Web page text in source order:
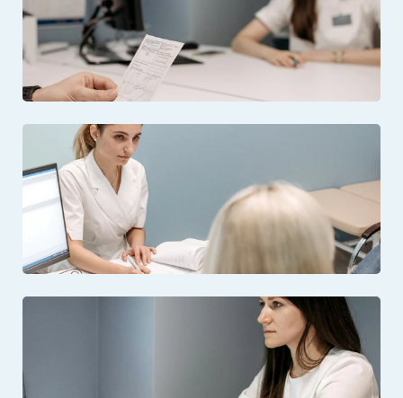
Відкрити фото: Консультація лікаря з пацієнтом
Відкрити фото: Робоче місце медичного фахівця